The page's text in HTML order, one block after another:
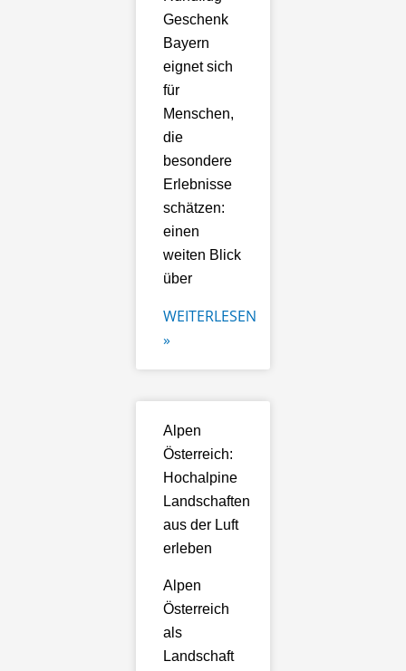
Geschenk
Bayern
eignet sich
für
Menschen,
die
besondere
Erlebnisse
schätzen:
einen
weiten Blick
über
WEITERLESEN
»
Alpen
Österreich:
Hochalpine
Landschaften
aus der Luft
erleben
Alpen
Österreich
als
Landschaft